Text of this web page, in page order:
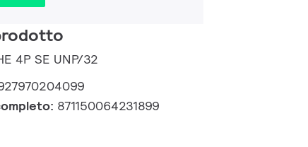
4P SE UNP/32
871150064231899